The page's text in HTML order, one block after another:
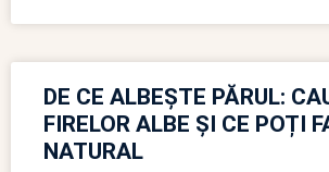
DE CE ALBEȘTE PĂRUL:
FIRELOR ALBE ȘI CE POȚI
NATURAL